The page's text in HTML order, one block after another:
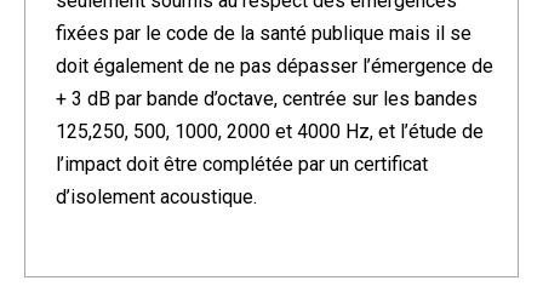
fixées par le code de la santé publique mais il se
doit également de ne pas dépasser l’émergence de
+ 3 dB par bande d’octave, centrée sur les bandes
125,250, 500, 1000, 2000 et 4000 Hz, et l’étude de
l’impact doit être complétée par un certificat
d’isolement acoustique.